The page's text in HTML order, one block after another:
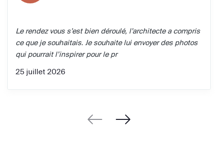
Le rendez vous s’est bien déroulé, l’architecte a compris
ce que je souhaitais. Je souhaite lui envoyer des photos
qui pourrait l’inspirer pour le pr
25 juillet 2026